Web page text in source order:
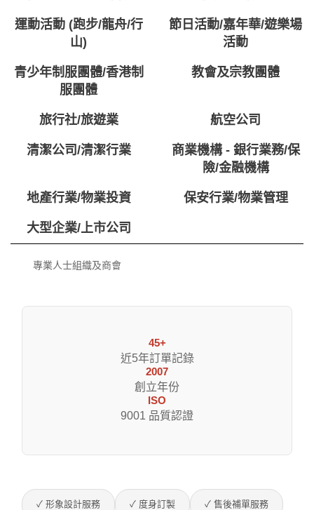
運動活動 (跑步/龍舟/行
山)
節日活動/嘉年華/遊樂場
活動
青少年制服團體/香港制
服團體
教會及宗教團體
旅行社/旅遊業 航空公司
清潔公司/清潔行業
商業機構 - 銀行業務/保
險/金融機構
地產行業/物業投資 保安行業/物業管理
大型企業/上市公司
專業人士組織及商會
45+
近5年訂單記錄
2007
創立年份
ISO
9001 品質認證
✓ 形象設計服務 ✓ 度身訂製 ✓ 售後補單服務